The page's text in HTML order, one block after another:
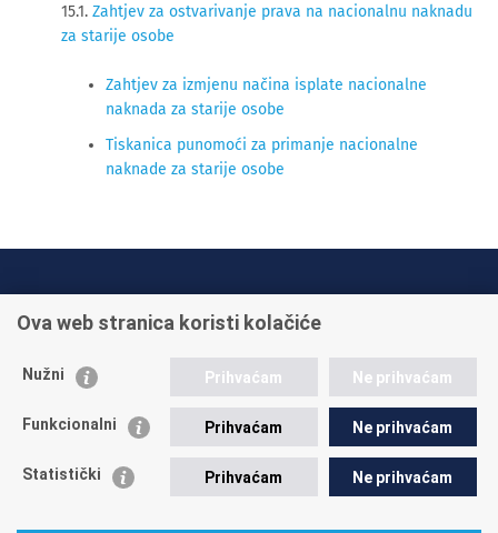
15.1. Zahtjev za ostvarivanje prava na nacionalnu naknadu
za starije osobe
Zahtjev za izmjenu načina isplate nacionalne
naknada za starije osobe
Tiskanica punomoći za primanje nacionalne
naknade za starije osobe
+385 1 45 95 011
Postavite pitanje
Ova web stranica koristi kolačiće
Nužni Prihvaćam Ne prihvaćam
Funkcionalni Prihvaćam Ne prihvaćam
Statistički Prihvaćam Ne prihvaćam